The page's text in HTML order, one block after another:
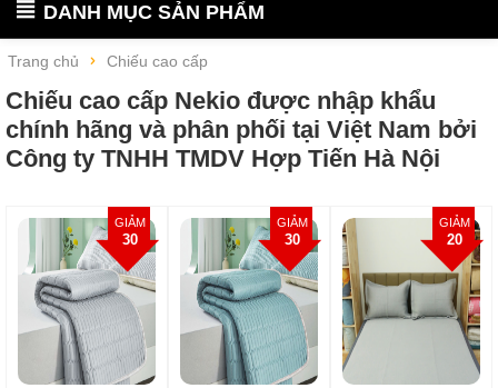
DANH MỤC SẢN PHẨM
Trang chủ Chiếu cao cấp
Chiếu cao cấp Nekio được nhập khẩu
chính hãng và phân phối tại Việt Nam bởi
Công ty TNHH TMDV Hợp Tiến Hà Nội
GIẢM
30
GIẢM
30
GIẢM
20